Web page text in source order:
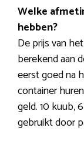
Welke
hebben?
De prijs van
berekend aan
eerst goed na
container
geld. 10 kuub,
gebruikt door